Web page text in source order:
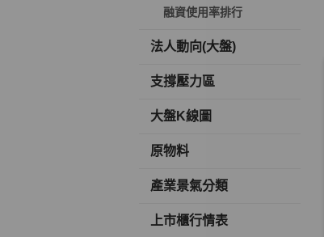
融資使用率排行
法人動向(大盤)
支撐壓力區
大盤K線圖
原物料
產業景氣分類
上市櫃行情表